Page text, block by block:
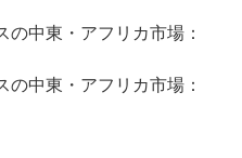
中東・アフリカ市場：
中東・アフリカ市場：